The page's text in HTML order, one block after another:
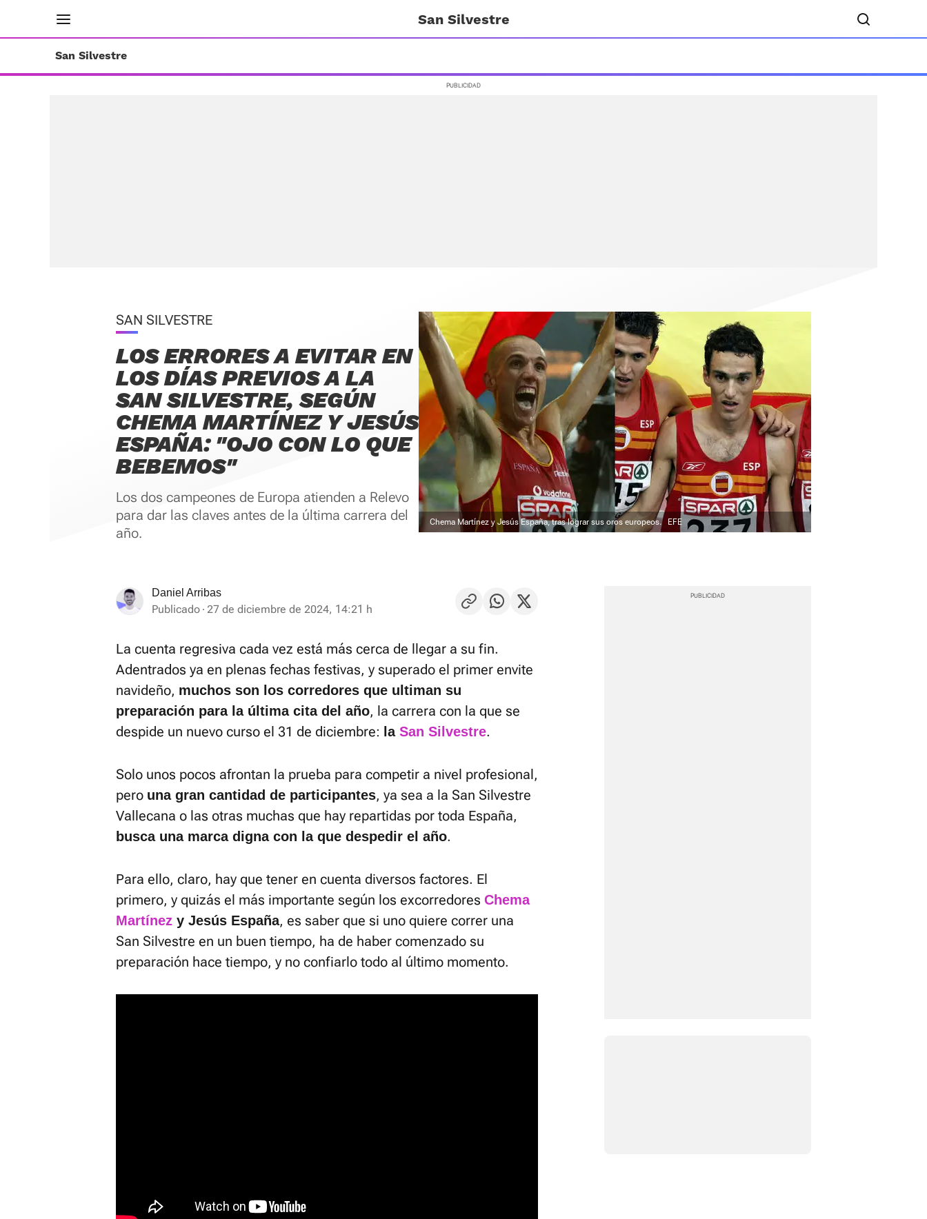
San Silvestre
San Silvestre
SAN SILVESTRE
LOS ERRORES A EVITAR EN
LOS DÍAS PREVIOS A LA
SAN SILVESTRE, SEGÚN
CHEMA MARTÍNEZ Y JESÚS
ESPAÑA: "OJO CON LO QUE
BEBEMOS"
Los dos campeones de Europa atienden a Relevo
para dar las claves antes de la última carrera del
año.
Chema Martínez y Jesús España, tras lograr sus oros europeos. EFE
Daniel Arribas
Publicado 27 de diciembre de 2024, 14:21 h
La cuenta regresiva cada vez está más cerca de llegar a su fin.
Adentrados ya en plenas fechas festivas, y superado el primer envite
navideño, muchos son los corredores que ultiman su
preparación para la última cita del año, la carrera con la que se
despide un nuevo curso el 31 de diciembre: la San Silvestre.
Solo unos pocos afrontan la prueba para competir a nivel profesional,
pero una gran cantidad de participantes, ya sea a la San Silvestre
Vallecana o las otras muchas que hay repartidas por toda España,
busca una marca digna con la que despedir el año.
Para ello, claro, hay que tener en cuenta diversos factores. El
primero, y quizás el más importante según los excorredores Chema
Martínez y Jesús España, es saber que si uno quiere correr una
San Silvestre en un buen tiempo, ha de haber comenzado su
preparación hace tiempo, y no confiarlo todo al último momento.